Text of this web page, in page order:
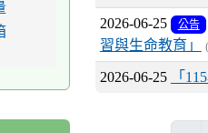
2026-06-25 公告
習與生命教育」
(
2026-06-25 「